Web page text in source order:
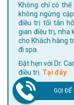
Không chỉ có thế mạnh về chất lượng điều trị, Dr. Care còn
không ngừng
điều trị tối tân
gian điều trị, nha
cho Khách hàng
đi spa.
Đặt hẹn với Dr. Care - Implant Clinic để thăm khám, tư vấn và
điều trị. Tại đây
GỌI